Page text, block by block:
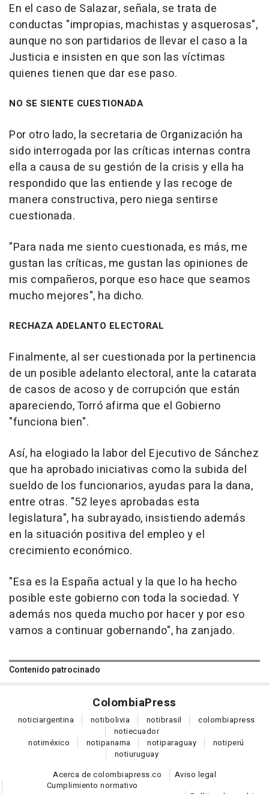
En el caso de Salazar, señala, se trata de
conductas "impropias, machistas y asquerosas",
aunque no son partidarios de llevar el caso a la
Justicia e insisten en que son las víctimas
quienes tienen que dar ese paso.
NO SE SIENTE CUESTIONADA
Por otro lado, la secretaria de Organización ha
sido interrogada por las críticas internas contra
ella a causa de su gestión de la crisis y ella ha
respondido que las entiende y las recoge de
manera constructiva, pero niega sentirse
cuestionada.
"Para nada me siento cuestionada, es más, me
gustan las críticas, me gustan las opiniones de
mis compañeros, porque eso hace que seamos
mucho mejores", ha dicho.
RECHAZA ADELANTO ELECTORAL
Finalmente, al ser cuestionada por la pertinencia
de un posible adelanto electoral, ante la catarata
de casos de acoso y de corrupción que están
apareciendo, Torró afirma que el Gobierno
"funciona bien".
Así, ha elogiado la labor del Ejecutivo de Sánchez
que ha aprobado iniciativas como la subida del
sueldo de los funcionarios, ayudas para la dana,
entre otras. "52 leyes aprobadas esta
legislatura", ha subrayado, insistiendo además
en la situación positiva del empleo y el
crecimiento económico.
"Esa es la España actual y la que lo ha hecho
posible este gobierno con toda la sociedad. Y
además nos queda mucho por hacer y por eso
vamos a continuar gobernando", ha zanjado.
Contenido patrocinado
ColombiaPress
noticiargentina notibolivia notibrasil colombiapress
notiecuador
notiméxico notipanama notiparaguay notiperú
notiuruguay
Acerca de colombiapress.co
Aviso legal
Cumplimiento normativo